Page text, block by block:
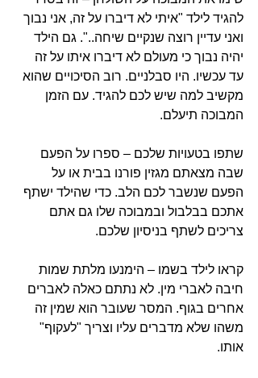
להגיד לילד "איתי לא דיברו על זה, אני נבוך
ואני עדיין רוצה שנקיים שיחה..". גם הילד
יהיה נבוך כי מעולם לא דיברו איתו על זה
עד עכשיו. היו סבלניים. רוב הסיכויים שהוא
מקשיב למה שיש לכם להגיד. עם הזמן
המבוכה תיעלם.
שתפו בטעויות שלכם – ספרו על הפעם
שבה מצאתם מגזין פורנו בבית או על
הפעם שנשבר לכם הלב. כדי שהילד ישתף
אתכם בבלבול ובמבוכה שלו גם אתם
צריכים לשתף בניסיון שלכם.
קראו לילד בשמו – הימנעו מלתת שמות
חיבה לאברי מין. לא נתתם כאלה לאברים
אחרים בגוף. המסר שעובר הוא שמין זה
משהו שלא מדברים עליו וצריך "לעקוף"
אותו.